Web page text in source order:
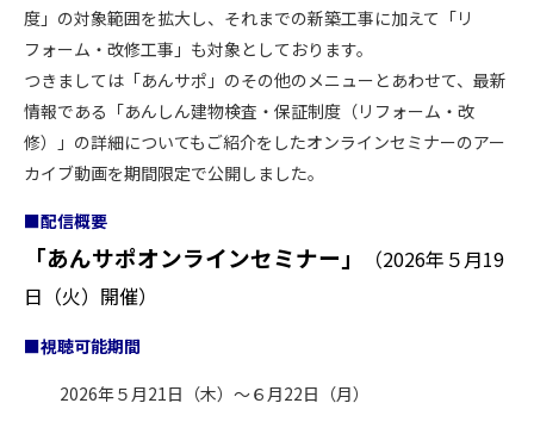
度」の対象範囲を拡大し、それまでの新築工事に加えて「リ
フォーム・改修工事」も対象としております。
つきましては「あんサポ」のその他のメニューとあわせて、最新
情報である「あんしん建物検査・保証制度（リフォーム・改
修）」の詳細についてもご紹介をしたオンラインセミナーのアー
カイブ動画を期間限定で公開しました。
■配信概要
「あんサポオンラインセミナー」
（2026年５月19
日（火）開催）
■視聴可能期間
2026年５月21日（木）～６月22日（月）